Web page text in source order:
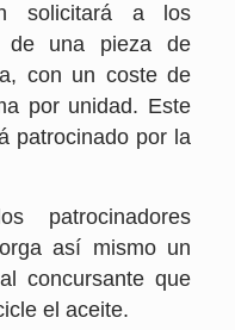
solicitará a los
de una pieza de
con un coste de
por unidad. Este
patrocinado por la
patrocinadores
así mismo un
concursante que
el aceite.